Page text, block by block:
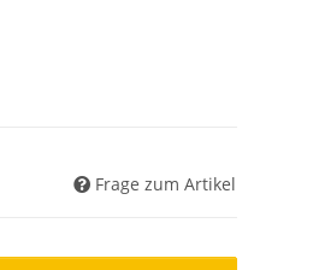
Frage zum Artikel